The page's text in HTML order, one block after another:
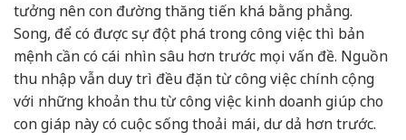
tưởng nên con đường thăng tiến khá bằng phẳng.
Song, để có được sự đột phá trong công việc thì bản
mệnh cần có cái nhìn sâu hơn trước mọi vấn đề. Nguồn
thu nhập vẫn duy trì đều đặn từ công việc chính cộng
với những khoản thu từ công việc kinh doanh giúp cho
con giáp này có cuộc sống thoải mái, dư dả hơn trước.